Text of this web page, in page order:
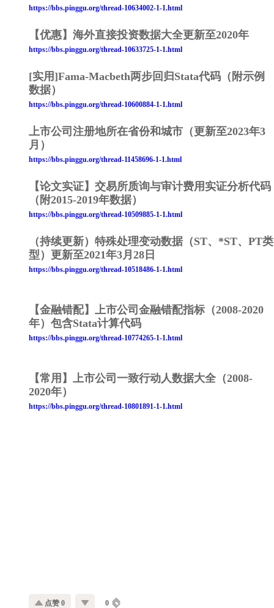
https://bbs.pinggu.org/thread-10634002-1-1.html
【优惠】海外直接投资数据大全更新至2020年
https://bbs.pinggu.org/thread-10633725-1-1.html
[实用]Fama-Macbeth两步回归Stata代码（附示例
数据）
https://bbs.pinggu.org/thread-10600884-1-1.html
上市公司注册地所在省份和城市（更新至2023年3
月）
https://bbs.pinggu.org/thread-11458696-1-1.html
【论文实证】交易所质询与审计费用实证分析代码
（附2015-2019年数据）
https://bbs.pinggu.org/thread-10509885-1-1.html
（持续更新）特殊处理变动数据（ST、*ST、PT类
型）更新至2021年3月28日
https://bbs.pinggu.org/thread-10518486-1-1.html
【金融错配】上市公司金融错配指标（2008-2020
年）包含Stata计算代码
https://bbs.pinggu.org/thread-10774265-1-1.html
【常用】上市公司一致行动人数据大全（2008-
2020年）
https://bbs.pinggu.org/thread-10801891-1-1.html
点赞 0 0